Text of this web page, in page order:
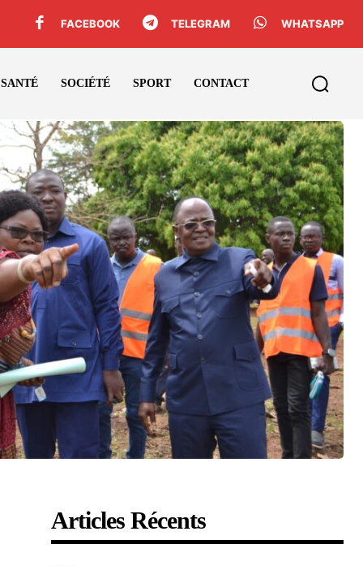
FACEBOOK TELEGRAM WHATSAPP
SANTÉ SOCIÉTÉ SPORT CONTACT
Articles Récents